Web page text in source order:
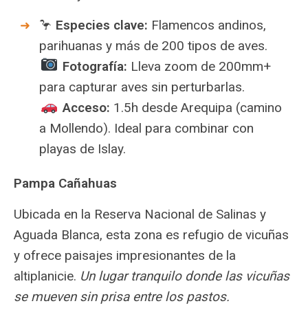
🦩 Especies clave: Flamencos andinos,
parihuanas y más de 200 tipos de aves.
Fotografía: Lleva zoom de 200mm+
para capturar aves sin perturbarlas.
Acceso: 1.5h desde Arequipa (camino
a Mollendo). Ideal para combinar con
playas de Islay.
Pampa Cañahuas
Ubicada en la Reserva Nacional de Salinas y
Aguada Blanca, esta zona es refugio de vicuñas
y ofrece paisajes impresionantes de la
altiplanicie. Un lugar tranquilo donde las vicuñas
se mueven sin prisa entre los pastos.